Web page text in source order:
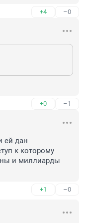
+4 –0
+0 –1
ей дан
к которому
и миллиарды
+1 –0